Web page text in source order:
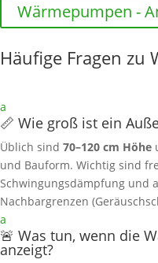
Wärmepumpen -
Häufige Fragen zu
a
📏 Wie groß ist ein
Üblich sind 70–120 cm Höhe
und Bauform. Wichtig sind
Schwingungsdämpfung und
Nachbargrenzen
a
🚨 Was tun, wenn die
anzeigt?